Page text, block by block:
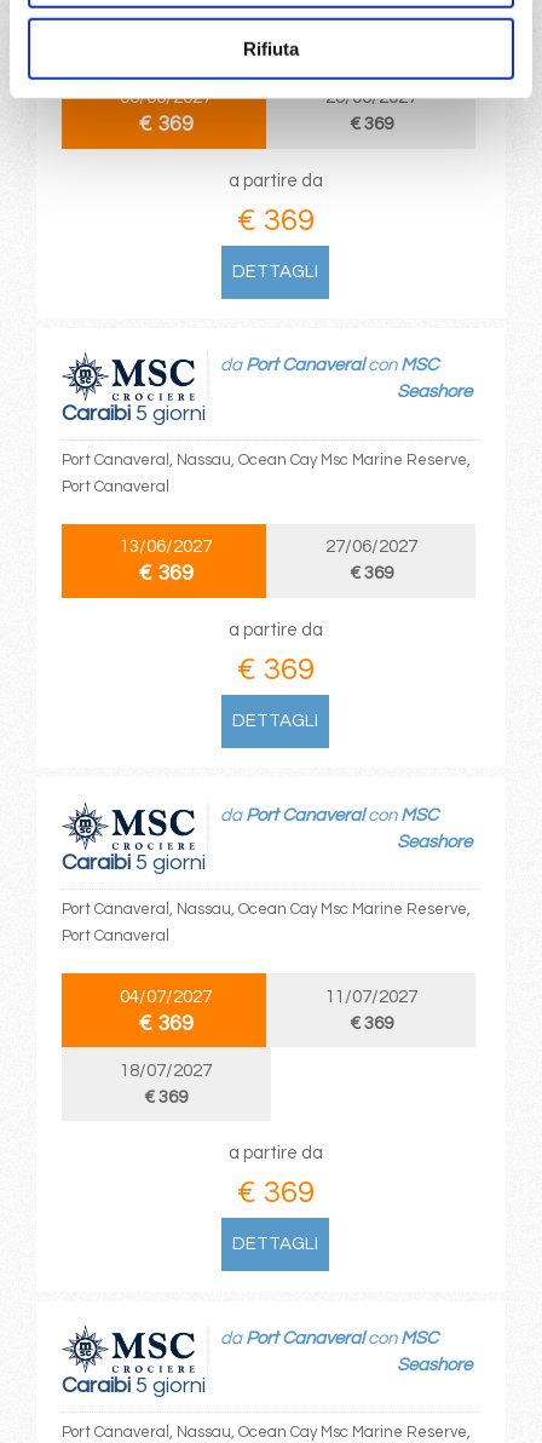
Rifiuta
Port Canaveral, Nassau, Ocean Cay Msc Marine Reserve,
06/06/2027
€ 369
20/06/2027
€ 369
a partire da
€ 369
DETTAGLI
Caraibi5 giorni
da Port Canaveralcon MSC
Seashore
Port Canaveral, Nassau, Ocean Cay Msc Marine Reserve,
Port Canaveral
13/06/2027
€ 369
27/06/2027
€ 369
a partire da
€ 369
DETTAGLI
Caraibi5 giorni
da Port Canaveralcon MSC
Seashore
Port Canaveral, Nassau, Ocean Cay Msc Marine Reserve,
Port Canaveral
04/07/2027
€ 369
11/07/2027
€ 369
18/07/2027
€ 369
a partire da
€ 369
DETTAGLI
Caraibi5 giorni
da Port Canaveralcon MSC
Seashore
Port Canaveral, Nassau, Ocean Cay Msc Marine Reserve,